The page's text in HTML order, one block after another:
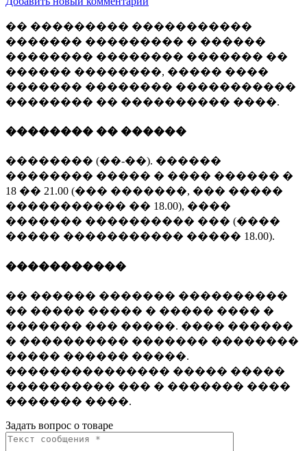
�� ��������� �����������
������� ��������� � ������
�������� �������� ������� ��
������ ��������, ����� ����
������� �������� �����������
�������� �� ���������� ����.
�������� �� ������
�������� (��-��). ������
�������� ����� � ���� ������ �
18 �� 21.00 (��� �������, ��� �����
����������� �� 18.00), ����
������� ���������� ��� (����
����� ����������� ����� 18.00).
�����������
�� ������ ������� ����������
�� ����� ����� � ����� ���� �
������� ��� �����. ���� ������
� ���������� ������� ��������
����� ������ �����.
��������������� ����� �����
���������� ��� � ������� ����
������� ����.
Задать вопрос о товаре